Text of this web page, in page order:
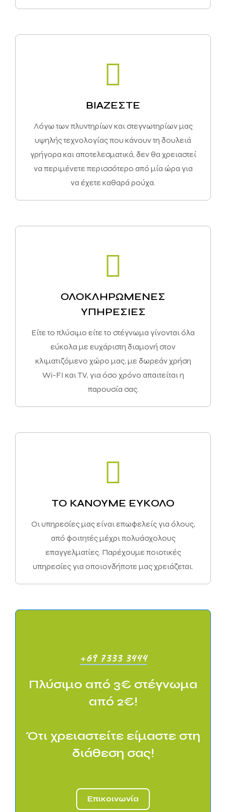
ΒΙΑΖΕΣΤΕ
Λόγω των πλυντηρίων και στεγνωτηρίων μας
υψηλής τεχνολογίας που κάνουν τη δουλειά
γρήγορα και αποτελεσματικά, δεν θα χρειαστεί
να περιμένετε περισσότερο από μία ώρα για
να έχετε καθαρά ρούχα.
ΟΛΟΚΛΗΡΩΜΕΝΕΣ
ΥΠΗΡΕΣΙΕΣ
Είτε το πλύσιμο είτε το στέγνωμα γίνονται όλα
εύκολα με ευχάριστη διαμονή στοv
κλιματιζόμενο χώρο μας, με δωρεάν χρήση
Wi-FI και TV, για όσο χρόνο απαιτείται η
παρουσία σας.
ΤΟ ΚΑΝΟΥΜΕ ΕΥΚΟΛΟ
Οι υπηρεσίες μας είναι επωφελείς για όλους,
από φοιτητές μέχρι πολυάσχολους
επαγγελματίες. Παρέχουμε ποιοτικές
υπηρεσίες για οποιονδήποτε μας χρειάζεται.
+69 7333 3444
Πλύσιμο από 3€ στέγνωμα
από 2€!
Ότι χρειαστείτε είμαστε στη
διάθεση σας!
Επικοινωνία